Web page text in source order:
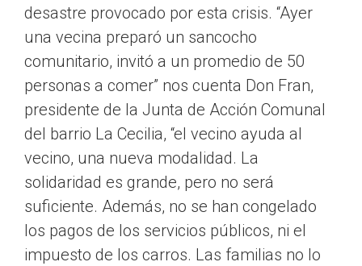
desastre provocado por esta crisis. “Ayer
una vecina preparó un sancocho
comunitario, invitó a un promedio de 50
personas a comer” nos cuenta Don Fran,
presidente de la Junta de Acción Comunal
del barrio La Cecilia, “el vecino ayuda al
vecino, una nueva modalidad. La
solidaridad es grande, pero no será
suficiente. Además, no se han congelado
los pagos de los servicios públicos, ni el
impuesto de los carros. Las familias no lo